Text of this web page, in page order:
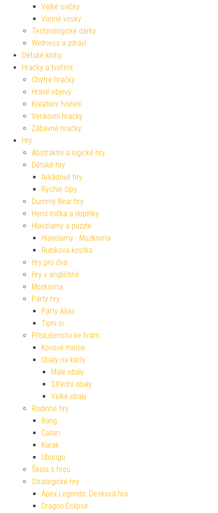
Velké svíčky
Vonné vosky
Technologické dárky
Wellness a zdraví
Dětské knihy
Hračky a tvoření
Chytré hračky
Hravé objevy
Kreativní tvoření
Venkovní hračky
Zábavné hračky
Hry
Abstraktní a logické hry
Dětské hry
Arkádové hry
Rychlé šípy
Dummy Bear hry
Herní trička a doplňky
Hlavolamy a puzzle
Hlavolamy - Mozkovna
Rubikova kostka
Hry pro dva
Hry v angličtině
Mozkovna
Párty hry
Párty Alias
Tipni si
Příslušenství ke hrám
Kovové mince
Obaly na karty
Malé obaly
Střední obaly
Velké obaly
Rodinné hry
Bang
Catan
Karak
Ubongo
Škola s hrou
Strategické hry
Apex Legends: Desková hra
Dragon Eclipse